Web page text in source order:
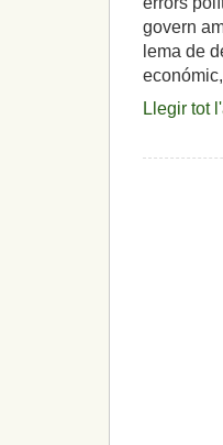
govern
lema de
Llegir tot